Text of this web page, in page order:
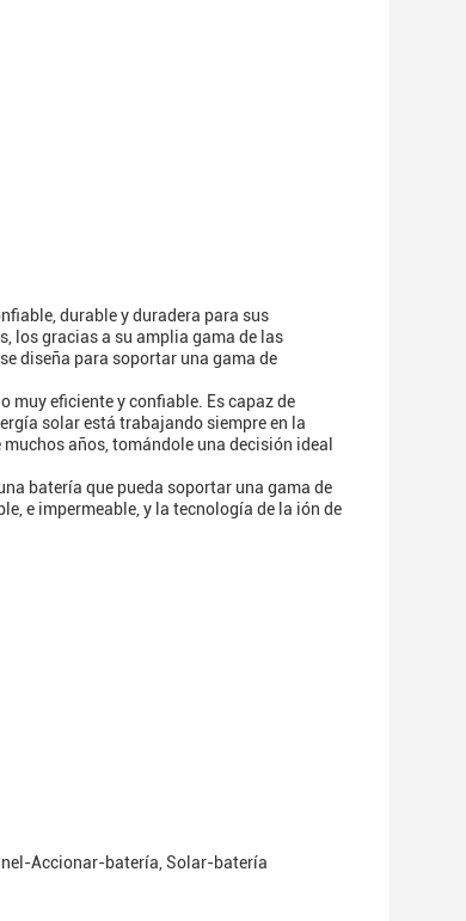
durable y duradera para sus
los gracias a su amplia gama de las
diseña para soportar una gama de
muy eficiente y confiable. Es capaz de
solar está trabajando siempre en la
años, tomándole una decisión ideal
batería que pueda soportar una gama de
e impermeable, y la tecnología de la ión de
Accionar-batería, Solar-batería